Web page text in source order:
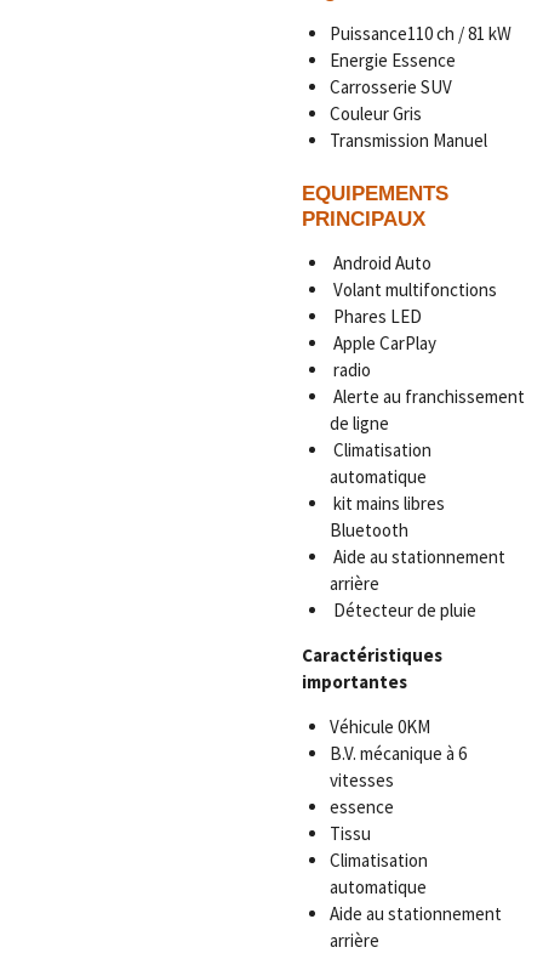
Puissance110 ch / 81 kW
Energie Essence
Carrosserie SUV
Couleur Gris
Transmission Manuel
EQUIPEMENTS
PRINCIPAUX
Android Auto
Volant multifonctions
Phares LED
Apple CarPlay
radio
Alerte au franchissement
de ligne
Climatisation
automatique
kit mains libres
Bluetooth
Aide au stationnement
arrière
Détecteur de pluie
Caractéristiques
importantes
Véhicule 0KM
B.V. mécanique à 6
vitesses
essence
Tissu
Climatisation
automatique
Aide au stationnement
arrière